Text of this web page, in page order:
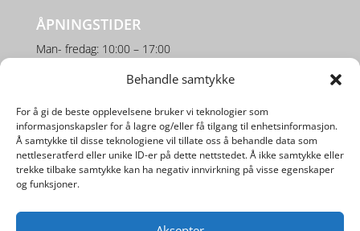
Behandle samtykke
For å gi de beste opplevelsene bruker vi teknologier som
informasjonskapsler for å lagre og/eller få tilgang til enhetsinformasjon.
Å samtykke til disse teknologiene vil tillate oss å behandle data som
nettleseratferd eller unike ID-er på dette nettstedet. Å ikke samtykke eller
trekke tilbake samtykke kan ha negativ innvirkning på visse egenskaper
og funksjoner.
ÅPNINGSTIDER
Man- fredag: 10:00 – 17:00
Lørdag: 10:00 – 16:00
SOSIALE MEDIER